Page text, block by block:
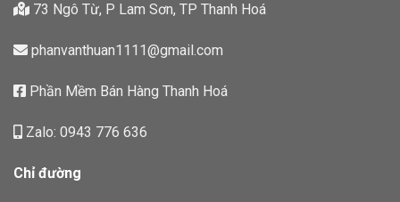
73 Ngô Từ, P Lam Sơn, TP Thanh Hoá
phanvanthuan1111@gmail.com
Phần Mềm Bán Hàng Thanh Hoá
Zalo: 0943 776 636
Chỉ đường